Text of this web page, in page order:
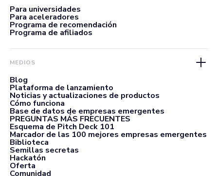
Para universidades
Para aceleradores
Programa de recomendación
Programa de afiliados
MEDIOS
Blog
Plataforma de lanzamiento
Noticias y actualizaciones de productos
Cómo funciona
Base de datos de empresas emergentes
PREGUNTAS MÁS FRECUENTES
Esquema de Pitch Deck 101
Marcador de las 100 mejores empresas emergentes
Biblioteca
Semillas secretas
Hackatón
Oferta
Comunidad